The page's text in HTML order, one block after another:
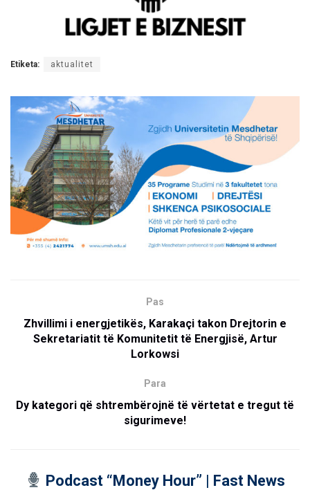
Etiketa: aktualitet
Pas
Zhvillimi i energjetikës, Karakaçi takon Drejtorin e
Sekretariatit të Komunitetit të Energjisë, Artur
Lorkowsi
Para
Dy kategori që shtrembërojnë të vërtetat e tregut të
sigurimeve!
Podcast “Money Hour” | Fast News